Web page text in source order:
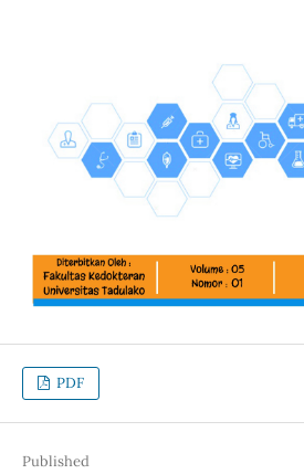
PDF
Published